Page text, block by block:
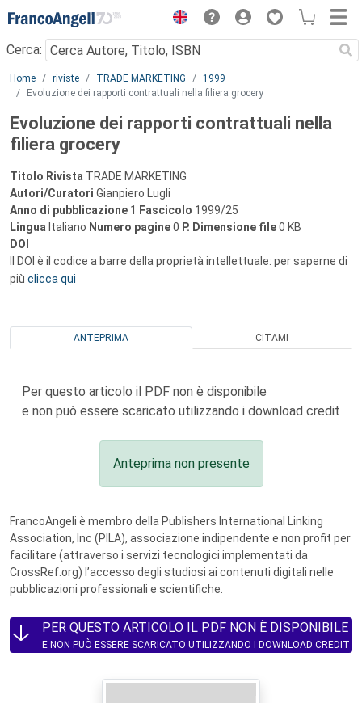
Menu
Cerca:
Main content
Home riviste TRADE MARKETING
1999
Evoluzione dei rapporti contrattuali nella filiera grocery
Evoluzione dei rapporti contrattuali nella
filiera grocery
Titolo Rivista TRADE MARKETING
Autori/Curatori Gianpiero Lugli
Anno di pubblicazione 1 Fascicolo 1999/25
Lingua Italiano Numero pagine0 P. Dimensione file0 KB
DOI
Il DOI è il codice a barre della proprietà intellettuale: per saperne di
più clicca qui
ANTEPRIMA CITAMI
Per questo articolo il PDF non è disponibile
e non può essere scaricato utilizzando i download credit
Anteprima non presente
FrancoAngeli è membro della Publishers International Linking
Association, Inc (PILA), associazione indipendente e non profit per
facilitare (attraverso i servizi tecnologici implementati da
CrossRef.org) l’accesso degli studiosi ai contenuti digitali nelle
pubblicazioni professionali e scientifiche.
PER QUESTO ARTICOLO IL PDF NON È DISPONIBILE
E NON PUÒ ESSERE SCARICATO UTILIZZANDO I DOWNLOAD CREDIT